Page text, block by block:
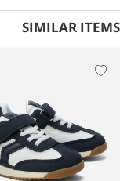
SIMILAR ITEMS